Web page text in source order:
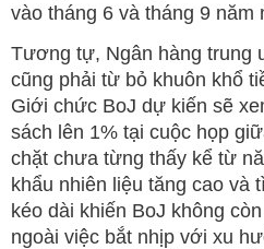
vào tháng 6 và tháng 9 năm
Tương tự, Ngân hàng trung
cũng phải từ bỏ khuôn khổ
Giới chức BoJ dự kiến sẽ
sách lên 1% tại cuộc họp
chặt chưa từng thấy kể từ
khẩu nhiên liệu tăng cao và
kéo dài khiến BoJ không
ngoài việc bắt nhịp với xu